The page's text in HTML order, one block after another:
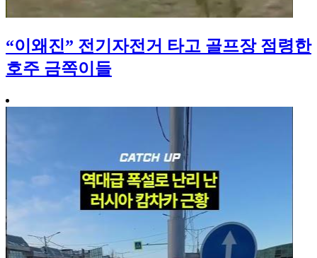
“이왜진” 전기자전거 타고 골프장 점령한
호주 금쪽이들